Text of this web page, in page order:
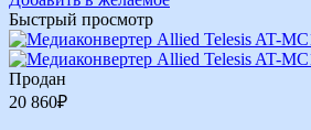
Быстрый просмотр
Продан
20 860₽